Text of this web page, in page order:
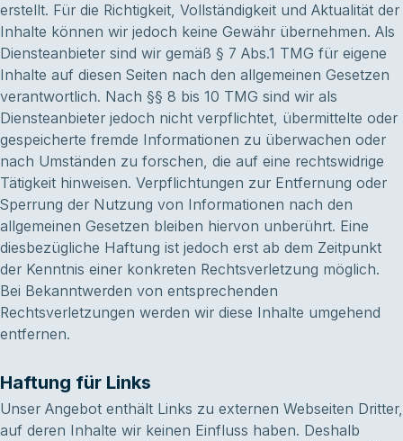
erstellt. Für die Richtigkeit, Vollständigkeit und Aktualität der
Inhalte können wir jedoch keine Gewähr übernehmen. Als
Diensteanbieter sind wir gemäß § 7 Abs.1 TMG für eigene
Inhalte auf diesen Seiten nach den allgemeinen Gesetzen
verantwortlich. Nach §§ 8 bis 10 TMG sind wir als
Diensteanbieter jedoch nicht verpflichtet, übermittelte oder
gespeicherte fremde Informationen zu überwachen oder
nach Umständen zu forschen, die auf eine rechtswidrige
Tätigkeit hinweisen. Verpflichtungen zur Entfernung oder
Sperrung der Nutzung von Informationen nach den
allgemeinen Gesetzen bleiben hiervon unberührt. Eine
diesbezügliche Haftung ist jedoch erst ab dem Zeitpunkt
der Kenntnis einer konkreten Rechtsverletzung möglich.
Bei Bekanntwerden von entsprechenden
Rechtsverletzungen werden wir diese Inhalte umgehend
entfernen.
Haftung für Links
Unser Angebot enthält Links zu externen Webseiten Dritter,
auf deren Inhalte wir keinen Einfluss haben. Deshalb